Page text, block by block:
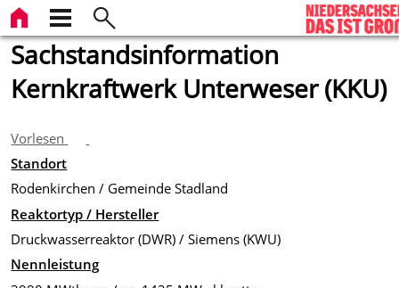
Sachstandsinformation
Kernkraftwerk Unterweser (KKU)
Vorlesen
Standort
Rodenkirchen / Gemeinde Stadland
Reaktortyp / Hersteller
Druckwasserreaktor (DWR) / Siemens (KWU)
Nennleistung